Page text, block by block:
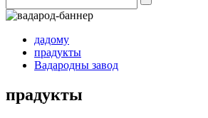
дадому
прадукты
Вадародны завод
прадукты